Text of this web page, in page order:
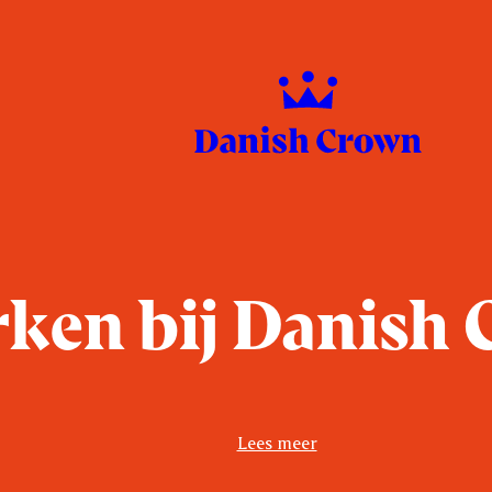
bij Danish
Lees meer